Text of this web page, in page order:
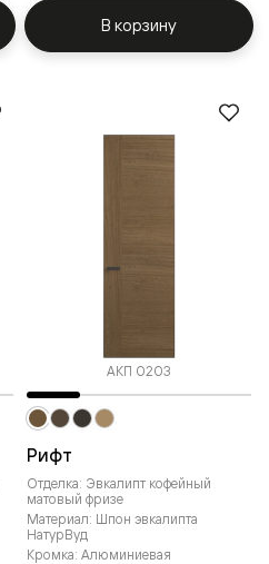
В корзину
АКП 0203
Рифт
Отделка: Эвкалипт кофейный
матовый фризе
Материал: Шпон эвкалипта
НатурВуд
Кромка: Алюминиевая